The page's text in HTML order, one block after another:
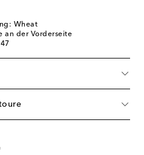
Wheat
an der Vorderseite